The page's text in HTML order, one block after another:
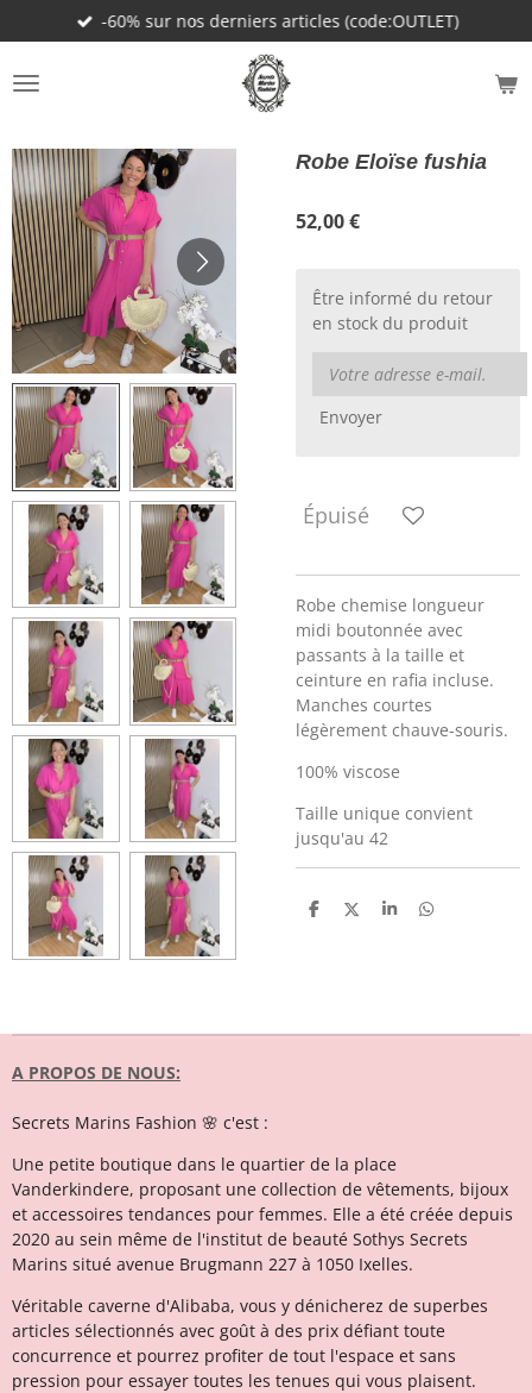
au
contenu
principal
-60% sur nos derniers articles (code:OUTLET)
Robe Eloïse fushia
52,00 €
Être informé du retour
en stock du produit
Envoyer
Épuisé
Robe chemise longueur
midi boutonnée avec
passants à la taille et
ceinture en rafia incluse.
Manches courtes
légèrement chauve-souris.
100% viscose
Taille unique convient
jusqu'au 42
P
r
P
r
P
r
P
r
A PROPOS DE NOUS:
Secrets Marins Fashion 🌸 c'est :
Une petite boutique dans le quartier de la place
Vanderkindere, proposant une collection de vêtements, bijoux
et accessoires tendances pour femmes. Elle a été créée depuis
2020 au sein même de l'institut de beauté Sothys Secrets
Marins situé avenue Brugmann 227 à 1050 Ixelles.
Véritable caverne d'Alibaba, vous y dénicherez de superbes
articles sélectionnés avec goût à des prix défiant toute
concurrence et pourrez profiter de tout l'espace et sans
pression pour essayer toutes les tenues qui vous plaisent.